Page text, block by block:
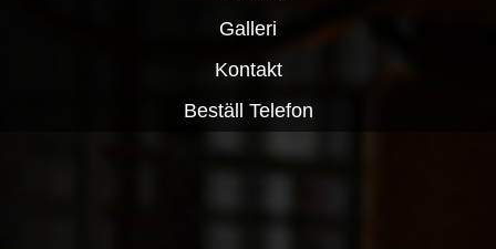
Galleri
Kontakt
Beställ Telefon